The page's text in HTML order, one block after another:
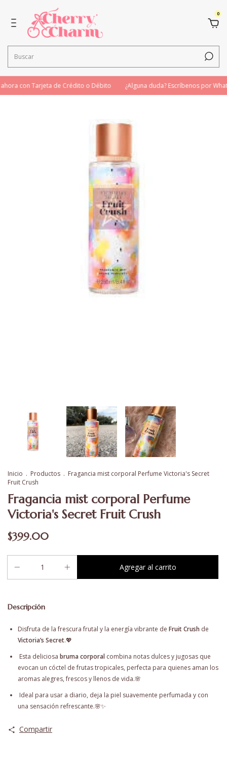
0
con Tarjeta de Crédito o Débito ¿Alguna duda? Escríbenos por
Inicio . Productos . Fragancia mist corporal Perfume Victoria's Secret
Fruit Crush
Fragancia mist corporal Perfume
Victoria's Secret Fruit Crush
$399.00
Descripción
Disfruta de la frescura frutal y la energía vibrante de Fruit Crush de
Victoria’s Secret.💖
Esta deliciosa bruma corporal combina notas dulces y jugosas que
evocan un cóctel de frutas tropicales, perfecta para quienes aman los
aromas alegres, frescos y llenos de vida.🌸
Ideal para usar a diario, deja la piel suavemente perfumada y con
una sensación refrescante.🌸✨
Compartir